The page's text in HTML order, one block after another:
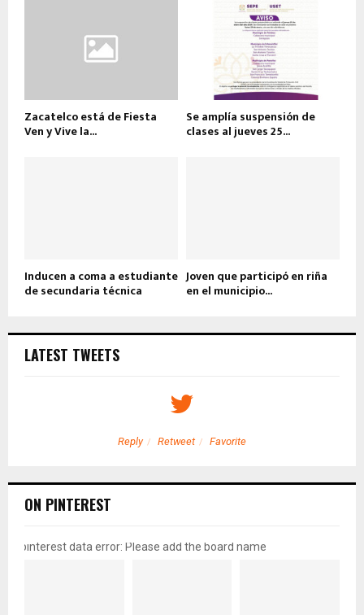
Zacatelco está de Fiesta
Ven y Vive la...
Se amplía suspensión de
clases al jueves 25...
Inducen a coma a estudiante
de secundaria técnica
Joven que participó en riña
en el municipio...
LATEST TWEETS
Reply Retweet Favorite
ON PINTEREST
pinterest data error: Please add the board name